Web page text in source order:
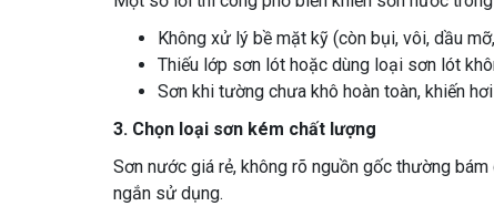
Không xử lý bề mặt kỹ (còn bụi, vôi, dầu
Thiếu lớp sơn lót hoặc dùng loại sơn lót
Sơn khi tường chưa khô hoàn toàn, khiến
3. Chọn loại sơn kém chất lượng
Sơn nước giá rẻ, không rõ nguồn gốc thường
ngắn sử dụng.